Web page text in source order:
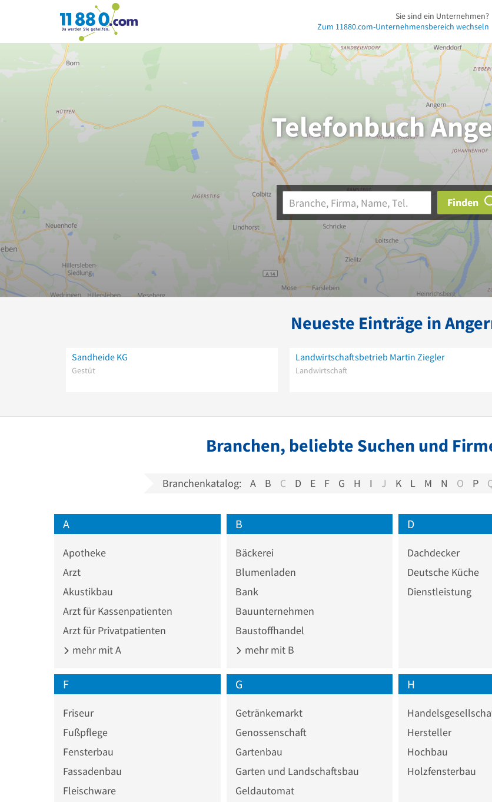
11880.com
Sie sind ein Unternehmen?
Zum 11880.com-Unternehmensbereich wechseln
Telefonbuch
Finden
Neueste Einträge in
Sandheide KG
Gestüt
Landwirtschaftsbetrieb Martin Ziegler
Landwirtschaft
Branchen, beliebte Suchen und
Branchenkatalog: A B C D E F G H I J K L M N O P
A
Apotheke
Arzt
Akustikbau
Arzt für Kassenpatienten
Arzt für Privatpatienten
mehr mit A
B
Bäckerei
Blumenladen
Bank
Bauunternehmen
Baustoffhandel
mehr mit B
D
Dachdecker
Deutsche Küche
Dienstleistung
F
Friseur
Fußpflege
Fensterbau
Fassadenbau
Fleischware
G
Getränkemarkt
Genossenschaft
Gartenbau
Garten und Landschaftsbau
Geldautomat
H
Hersteller
Hochbau
Holzfensterbau